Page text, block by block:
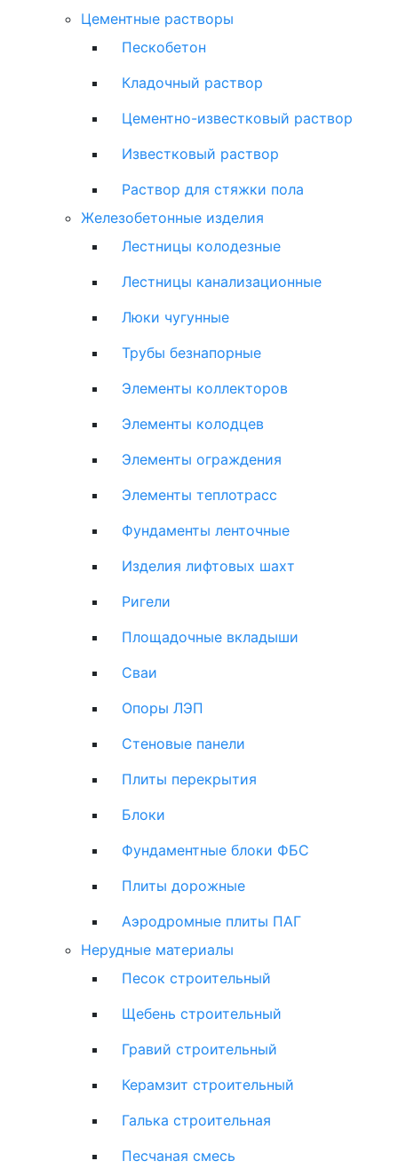
Цементные растворы
Пескобетон
Кладочный раствор
Цементно-известковый раствор
Известковый раствор
Раствор для стяжки пола
Железобетонные изделия
Лестницы колодезные
Лестницы канализационные
Люки чугунные
Трубы безнапорные
Элементы коллекторов
Элементы колодцев
Элементы ограждения
Элементы теплотрасс
Фундаменты ленточные
Изделия лифтовых шахт
Ригели
Площадочные вкладыши
Сваи
Опоры ЛЭП
Стеновые панели
Плиты перекрытия
Блоки
Фундаментные блоки ФБС
Плиты дорожные
Аэродромные плиты ПАГ
Нерудные материалы
Песок строительный
Щебень строительный
Гравий строительный
Керамзит строительный
Галька строительная
Песчаная смесь